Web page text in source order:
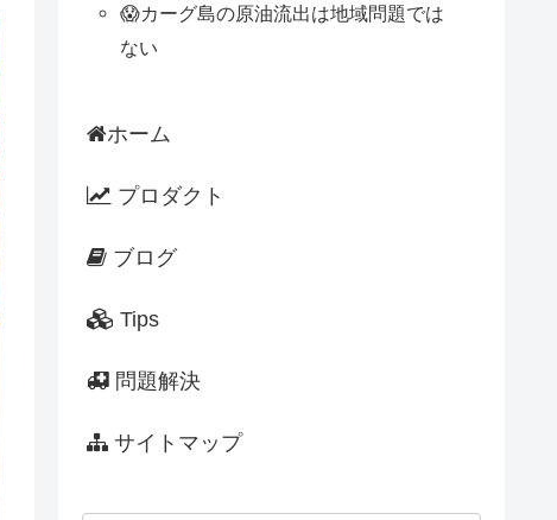
😱カーグ島の原油流出は地域問題では
ない
ホーム
プロダクト
ブログ
Tips
問題解決
サイトマップ